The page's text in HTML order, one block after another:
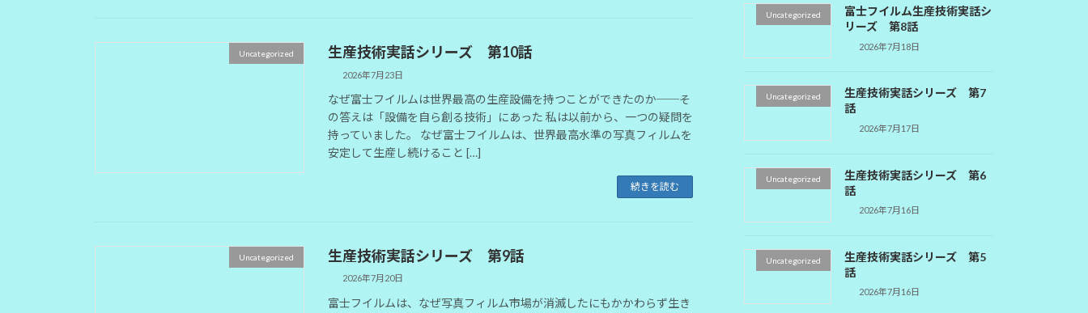
Uncategorized 生産技術実話シリーズ 第10話
2026年7月23日
なぜ富士フイルムは世界最高の生産設備を持つことができたのか──そ
の答えは「設備を自ら創る技術」にあった 私は以前から、一つの疑問を
持っていました。 なぜ富士フイルムは、世界最高水準の写真フィルムを
安定して生産し続けること […]
続きを読む
Uncategorized 生産技術実話シリーズ 第9話
2026年7月20日
富士フイルムは、なぜ写真フィルム市場が消滅したにもかかわらず生き
Uncategorized
富士フイルム生産技術実話シ
リーズ 第8話
2026年7月18日
Uncategorized
生産技術実話シリーズ 第7
話
2026年7月17日
Uncategorized
生産技術実話シリーズ 第6
話
2026年7月16日
Uncategorized
生産技術実話シリーズ 第5
話
2026年7月16日